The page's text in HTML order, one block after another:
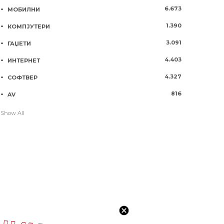
МОБИЛНИ 6.673
КОМПЈУТЕРИ 1.390
ГАЏЕТИ 3.091
ИНТЕРНЕТ 4.403
СОФТВЕР 4.327
AV 816
Show All